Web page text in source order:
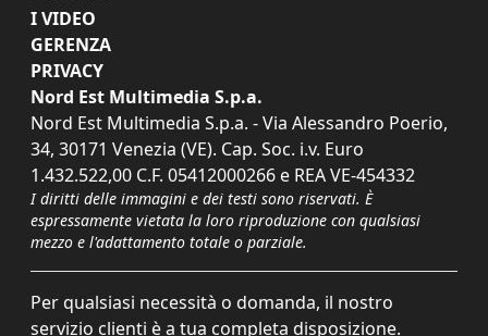
I VIDEO
GERENZA
PRIVACY
Nord Est Multimedia S.p.a.
Nord Est Multimedia S.p.a. - Via Alessandro Poerio,
34, 30171 Venezia (VE). Cap. Soc. i.v. Euro
1.432.522,00 C.F. 05412000266 e REA VE-454332
I diritti delle immagini e dei testi sono riservati. È
espressamente vietata la loro riproduzione con qualsiasi
mezzo e l'adattamento totale o parziale.
Per qualsiasi necessità o domanda, il nostro
servizio clienti è a tua completa disposizione.